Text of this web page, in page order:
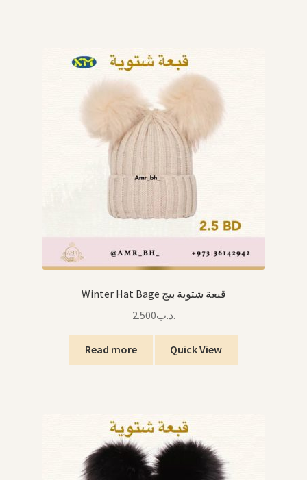
Winter Hat Bage قبعة شتوية بيج
.د.ب2.500
Read more Quick View